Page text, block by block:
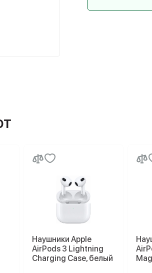
Наушники Apple
AirPods 3 Lightning
Charging Case, белый